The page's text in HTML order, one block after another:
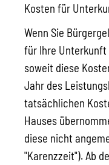
Kosten für
Wenn Sie
für Ihre Unterkunft
soweit diese
Jahr des
tatsächlichen
Hauses
diese nicht
"Karenzzeit"). Ab